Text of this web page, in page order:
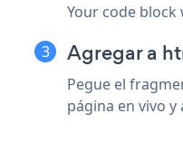
Your code block
Agregar a
Pegue el
página en vivo